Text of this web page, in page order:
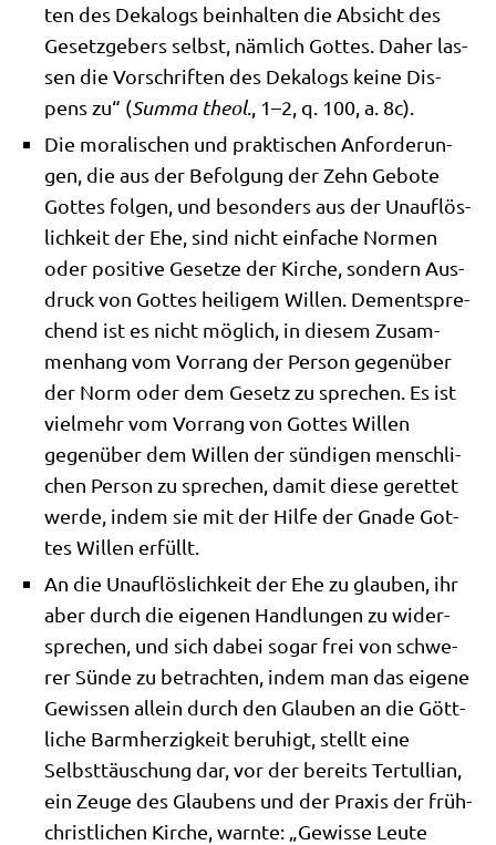
ten des Deka­logs beinhal­ten die Absicht des
Gesetz­ge­bers selbst, näm­lich Got­tes. Daher las­
sen die Vor­schrif­ten des Deka­logs kei­ne Dis­
pens zu“ (Sum­ma theol., 1–2, q. 100, a. 8c).
Die mora­li­schen und prak­ti­schen Anfor­de­run­
gen, die aus der Befol­gung der Zehn Gebo­te
Got­tes fol­gen, und beson­ders aus der Unauf­lös­
lich­keit der Ehe, sind nicht ein­fa­che Nor­men
oder posi­ti­ve Geset­ze der Kir­che, son­dern Aus­
druck von Got­tes hei­li­gem Wil­len. Dem­entspre­
chend ist es nicht mög­lich, in die­sem Zusam­
men­hang vom Vor­rang der Per­son gegen­über
der Norm oder dem Gesetz zu spre­chen. Es ist
viel­mehr vom Vor­rang von Got­tes Wil­len
gegen­über dem Wil­len der sün­di­gen mensch­li­
chen Per­son zu spre­chen, damit die­se geret­tet
wer­de, indem sie mit der Hil­fe der Gna­de Got­
tes Wil­len erfüllt.
An die Unauf­lös­lich­keit der Ehe zu glau­ben, ihr
aber durch die eige­nen Hand­lun­gen zu wider­
spre­chen, und sich dabei sogar frei von schwe­
rer Sün­de zu betrach­ten, indem man das eige­ne
Gewis­sen allein durch den Glau­ben an die Gött­
li­che Barm­her­zig­keit beru­higt, stellt eine
Selbst­täu­schung dar, vor der bereits Ter­tul­li­an,
ein Zeu­ge des Glau­bens und der Pra­xis der früh­
christ­li­chen Kir­che, warn­te: „Gewis­se Leu­te